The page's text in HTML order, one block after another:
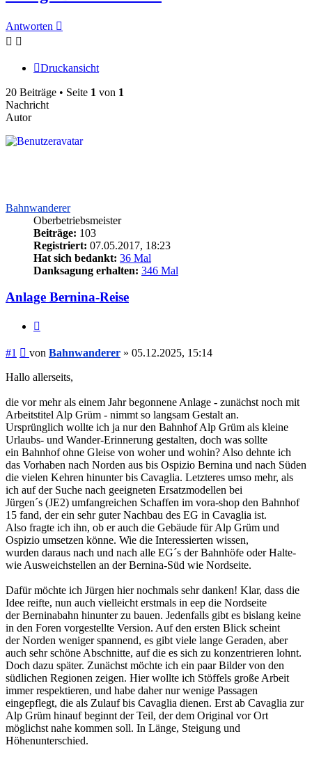
Antworten
Druckansicht
20 Beiträge • Seite 1 von 1
Nachricht
Autor
Bahnwanderer
Oberbetriebsmeister
Beiträge: 103
Registriert: 07.05.2017, 18:23
Hat sich bedankt: 36 Mal
Danksagung erhalten: 346 Mal
Anlage Bernina-Reise
#1 Beitrag
von Bahnwanderer » 05.12.2025, 15:14
Hallo allerseits,
die vor mehr als einem Jahr begonnene Anlage - zunächst noch mit
Arbeitstitel Alp Grüm - nimmt so langsam Gestalt an.
Ursprünglich wollte ich ja nur den Bahnhof Alp Grüm als kleine
Urlaubs- und Wander-Erinnerung gestalten, doch was sollte
ein Bahnhof ohne Gleise von woher und wohin? Also dehnte ich
das Vorhaben nach Norden aus bis Ospizio Bernina und nach Süden
die vielen Kehren hinunter bis Cavaglia. Letzteres umso mehr, als
ich auf der Suche nach geeigneten Ersatzmodellen bei
Jürgen´s (JE2) umfangreichen Schaffen im vora-shop den Bahnhof
15 fand, der ein sehr guter Nachbau des EG in Cavaglia ist.
Also fragte ich ihn, ob er auch die Gebäude für Alp Grüm und
Ospizio umsetzen könne. Wie die Interessierten wissen,
wurden daraus nach und nach alle EG´s der Bahnhöfe oder Halte-
wie Ausweichstellen an der Bernina-Süd wie Nordseite.
Dafür möchte ich Jürgen hier nochmals sehr danken! Klar, dass die
Idee reifte, nun auch vielleicht erstmals in eep die Nordseite
der Berninabahn hinunter zu bauen. Jedenfalls gibt es bislang keine
in den Foren vorgestellte Version. Auf den ersten Blick scheint
der Norden weniger spannend, es gibt viele lange Geraden, aber
auch sehr schöne Abschnitte, auf die es sich zu konzentrieren lohnt.
Doch dazu später. Zunächst möchte ich ein paar Bilder von den
südlichen Regionen zeigen. Hier wollte ich Stöffels große Arbeit
immer respektieren, und habe daher nur wenige Passagen
eingepflegt, die als Zulauf bis Cavaglia dienen. Erst ab Cavaglia zur
Alp Grüm hinauf beginnt der Teil, der dem Original vor Ort
möglichst nahe kommen soll. In Länge, Steigung und
Höhenunterschied.